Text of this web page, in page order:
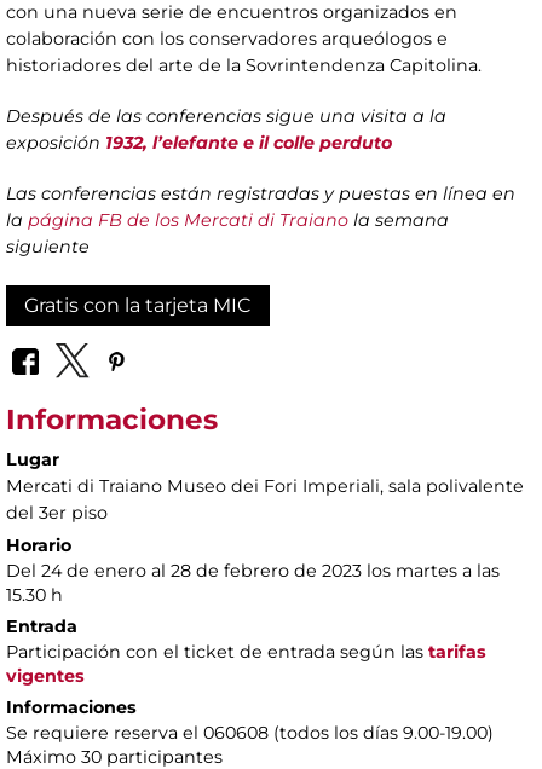
con una nueva serie de encuentros organizados en
colaboración con los conservadores arqueólogos e
historiadores del arte de la Sovrintendenza Capitolina.
Después de las conferencias sigue una visita a la
exposición 1932, l’elefante e il colle perduto
Las conferencias están registradas y puestas en línea en
la página FB de los Mercati di Traiano la semana
siguiente
Gratis con la tarjeta MIC
Informaciones
Lugar
Mercati di Traiano Museo dei Fori Imperiali, sala polivalente
del 3er piso
Horario
Del 24 de enero al 28 de febrero de 2023 los martes a las
15.30 h
Entrada
Participación con el ticket de entrada según las tarifas
vigentes
Informaciones
Se requiere reserva el 060608 (todos los días 9.00-19.00)
Máximo 30 participantes